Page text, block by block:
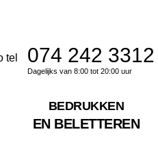
074 242 3312
Dagelijks van 8:00 tot 20:00 uur
BEDRUKKEN
EN BELETTEREN